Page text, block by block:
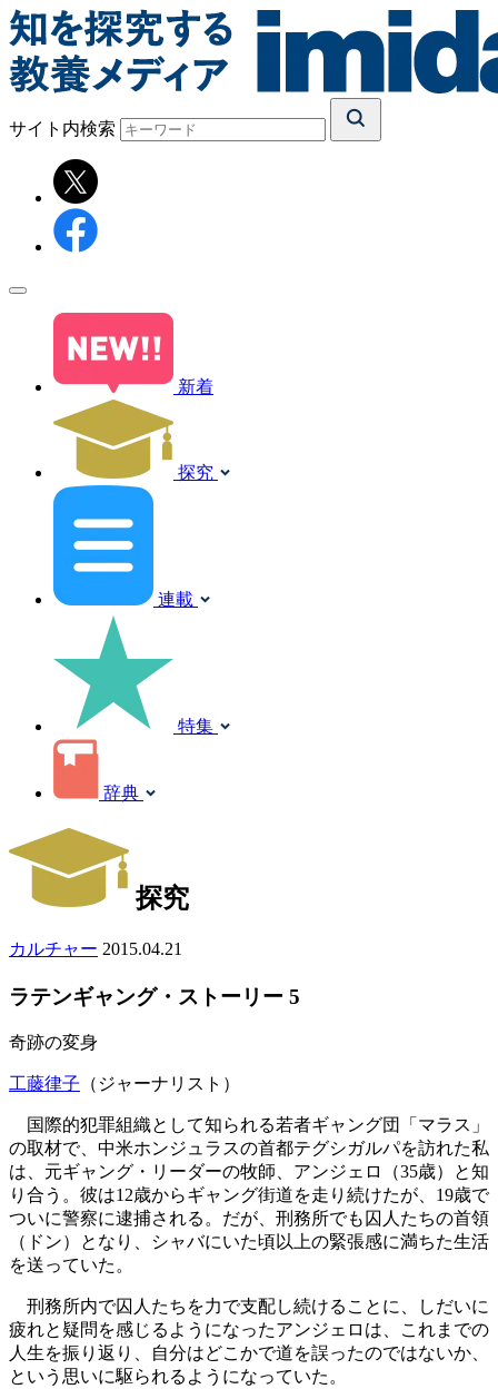
サイト内検索
新着
探究
連載
特集
辞典
探究
カルチャー 2015.04.21
ラテンギャング・ストーリー 5
奇跡の変身
工藤律子 （ジャーナリスト）
国際的犯罪組織として知られる若者ギャング団「マラス」
の取材で、中米ホンジュラスの首都テグシガルパを訪れた私
は、元ギャング・リーダーの牧師、アンジェロ（35歳）と知
り合う。彼は12歳からギャング街道を走り続けたが、19歳で
ついに警察に逮捕される。だが、刑務所でも囚人たちの首領
（ドン）となり、シャバにいた頃以上の緊張感に満ちた生活
を送っていた。
刑務所内で囚人たちを力で支配し続けることに、しだいに
疲れと疑問を感じるようになったアンジェロは、これまでの
人生を振り返り、自分はどこかで道を誤ったのではないか、
という思いに駆られるようになっていた。